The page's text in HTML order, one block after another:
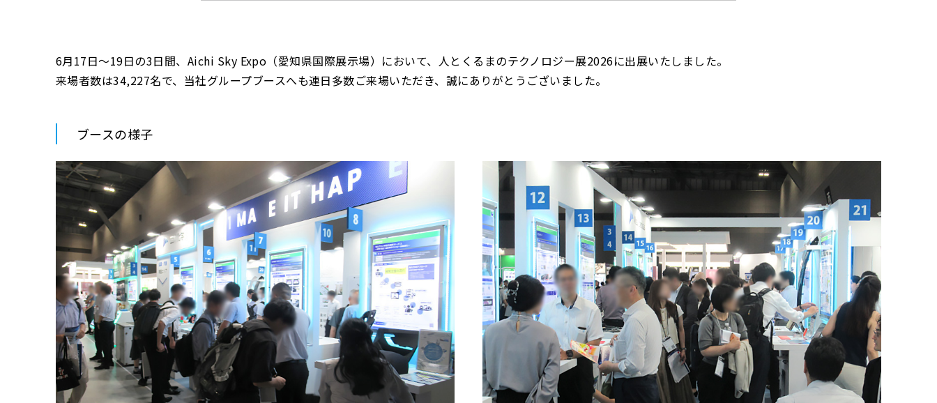
6月17日～19日の3日間、Aichi Sky Expo（愛知県国際展示場）において、人とくるまのテクノロジー展2026に出展いたしました。
来場者数は34,227名で、当社グループブースへも連日多数ご来場いただき、誠にありがとうございました。
ブースの様子